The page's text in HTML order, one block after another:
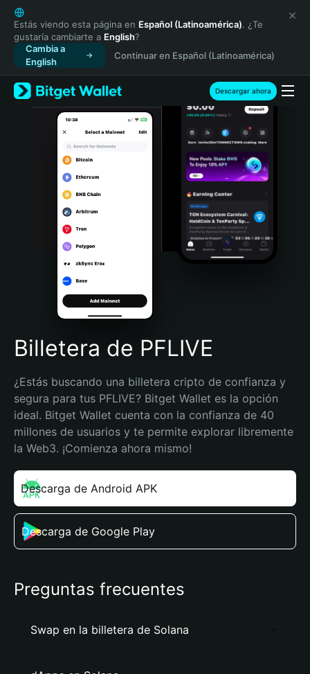
English
日本語
Tiếng Việt
Русский
Español (Latinoamérica)
Türkçe
Italiano
Português (Portugal)
Bahasa Indonesia
Português (Brasil)
Español (Argentina)
Estás viendo esta página en Español (Latinoamérica). ¿Te
gustaría cambiarte a English?
Cambia a
English
Continuar en Español (Latinoamérica)
Descargar ahora
Billetera de PFLIVE
¿Estás buscando una billetera cripto de confianza y
segura para tus PFLIVE? Bitget Wallet es la opción
ideal. Bitget Wallet cuenta con la confianza de 40
millones de usuarios y te permite explorar libremente
la Web3. ¡Comienza ahora mismo!
Descarga de Android APK
Descarga de Google Play
Preguntas frecuentes
Swap en la billetera de Solana